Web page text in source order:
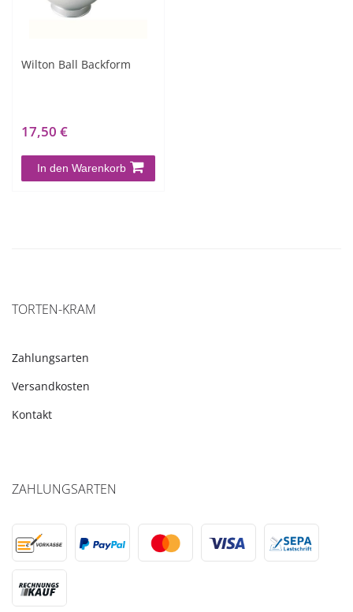
Wilton Ball Backform
17,50 €
In den Warenkorb
TORTEN-KRAM
Zahlungsarten
Versandkosten
Kontakt
ZAHLUNGSARTEN